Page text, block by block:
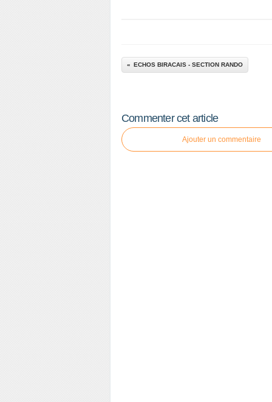
ECHOS BIRACAIS - SECTION RANDO
Commenter cet article
Ajouter un commentaire